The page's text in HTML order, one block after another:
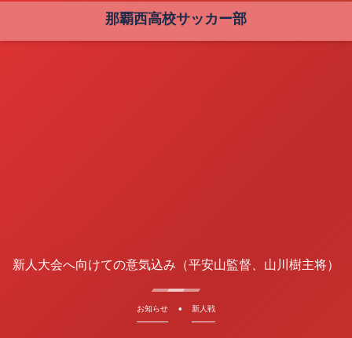
那覇西高校サッカー部
新人大会へ向けての意気込み（平安山監督、山川樹主将）
お知らせ 新人戦